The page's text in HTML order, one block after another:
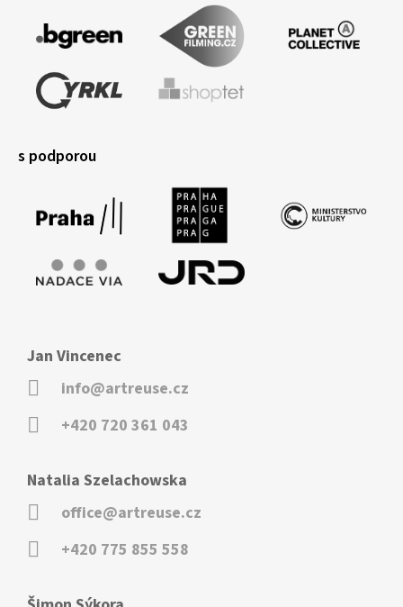
s podporou
Jan Vincenec
info@artreuse.cz
+420 720 361 043
Natalia Szelachowska
office@artreuse.cz
+420 775 855 558